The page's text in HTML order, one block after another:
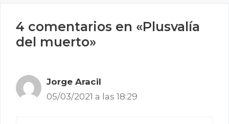
4 comentarios en «Plusvalía
del muerto»
Jorge Aracil
05/03/2021 a las 18:29